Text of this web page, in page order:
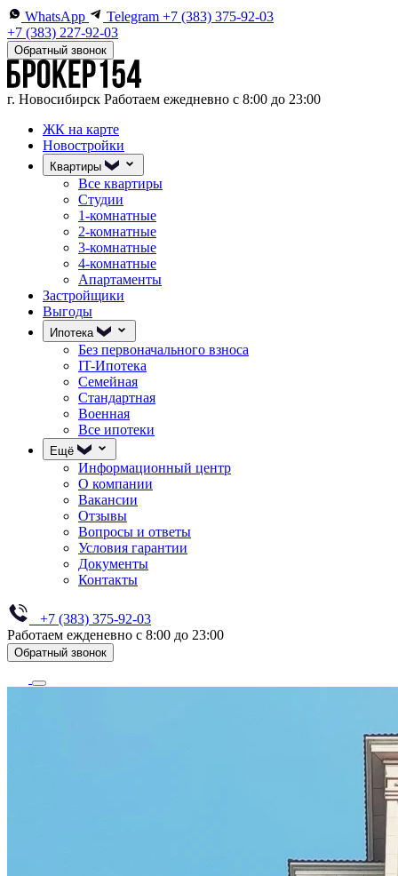
WhatsApp Telegram +7 (383) 375-92-03
+7 (383) 227-92-03
Обратный звонок
г. Новосибирск Работаем ежедневно с 8:00 до 23:00
ЖК на карте
Новостройки
Квартиры
Все квартиры
Студии
1-комнатные
2-комнатные
3-комнатные
4-комнатные
Апартаменты
Застройщики
Выгоды
Ипотека
Без первоначального взноса
IT-Ипотека
Семейная
Стандартная
Военная
Все ипотеки
Ещё
Информационный центр
О компании
Вакансии
Отзывы
Вопросы и ответы
Условия гарантии
Документы
Контакты
+7 (383) 375-92-03
Работаем ежденевно с 8:00 до 23:00
Обратный звонок